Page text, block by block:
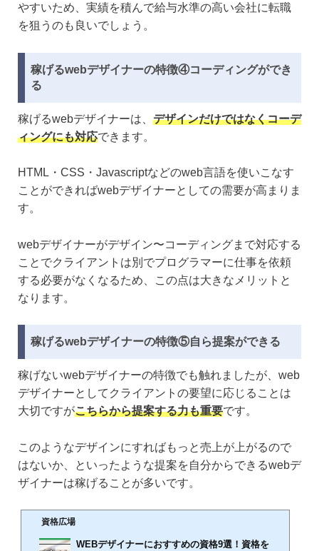
やすいため、実績を積んで給与水準の高い会社に転職
を狙うのも良いでしょう。
稼げるwebデザイナーの特徴④コーディングができ
る
稼げるwebデザイナーは、 デザインだけではなくコーデ
ィングにも対応できます。
HTML・CSS・Javascriptなどのweb言語を使いこなす
ことができればwebデザイナーとしての需要が高まりま
す。
webデザイナーがデザイン〜コーディングまで対応する
ことでクライアントは別でプログラマーに仕事を依頼
する必要がなくなるため、この点は大きなメリットと
なります。
稼げるwebデザイナーの特徴⑤自ら提案ができる
稼げないwebデザイナーの特徴でも触れましたが、web
デザイナーとしてクライアントの要望に応じることは
大切ですがこちらから提案する力も重要です。
このようなデザインにすればもっと売上が上がるので
はないか、といったような提案を自分からできるwebデ
ザイナーは稼げることが多いです。
資格広場
WEBデザイナーにおすすめの資格9選！資格を